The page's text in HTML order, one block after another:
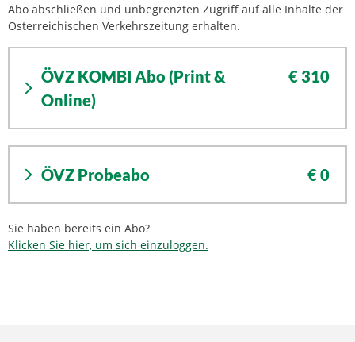
Abo abschließen und unbegrenzten Zugriff auf alle Inhalte der
Österreichischen Verkehrszeitung erhalten.
ÖVZ KOMBI Abo (Print &
Online)
€ 310
ÖVZ Probeabo € 0
Sie haben bereits ein Abo?
Klicken Sie hier, um sich einzuloggen.